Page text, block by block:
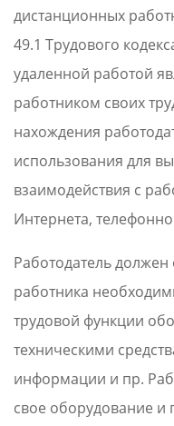
дистанционных
49.1 Трудового
удаленной работой
работником своих
нахождения
использования для
взаимодействия с
Интернета,
Работодатель
работника
трудовой функции
техническими
информации и пр.
свое оборудование и